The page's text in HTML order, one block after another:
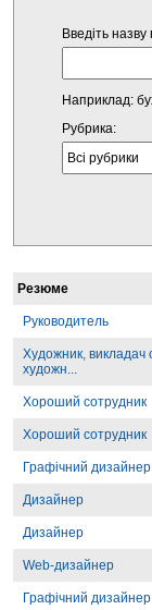
Введіть
Наприклад:
Рубрика:
Резюме
Руководитель
Художник, викладач
художн...
Хороший сотрудник
Хороший сотрудник
Графічний дизайнер
Дизайнер
Дизайнер
Web-дизайнер
Графічний дизайнер